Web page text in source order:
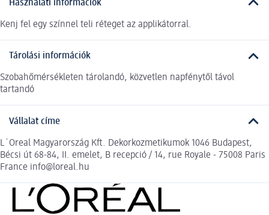
Használati információk
Kenj fel egy színnel teli réteget az applikátorral.
Tárolási információk
Szobahőmérsékleten tárolandó, közvetlen napfénytől távol
tartandó
Vállalat címe
L´Oreal Magyarország Kft. Dekorkozmetikumok 1046 Budapest,
Bécsi út 68-84, II. emelet, B recepció / 14, rue Royale - 75008 Paris
France info@loreal.hu